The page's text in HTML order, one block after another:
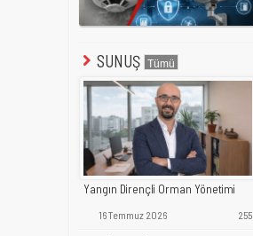
SUNUŞ
Yangın Dirençli Orman Yönetimi
16 Temmuz 2026 255